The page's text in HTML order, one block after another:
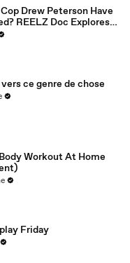
Drew Peterson Have
REELZ Doc Explores
ce genre de chose
Workout At Home
Friday